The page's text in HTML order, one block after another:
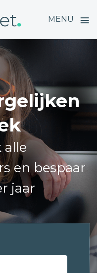
MENU ≡
alle
en bespaar
jaar